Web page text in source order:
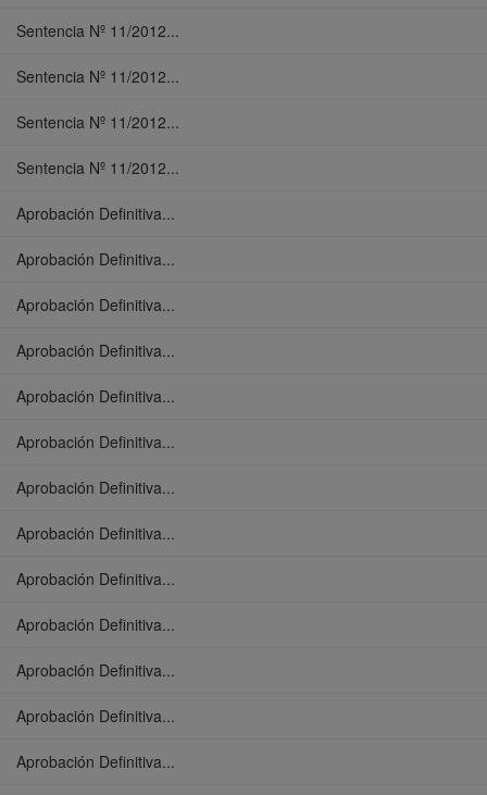
Sentencia Nº 11/2012...
Sentencia Nº 11/2012...
Sentencia Nº 11/2012...
Sentencia Nº 11/2012...
Aprobación Definitiva...
Aprobación Definitiva...
Aprobación Definitiva...
Aprobación Definitiva...
Aprobación Definitiva...
Aprobación Definitiva...
Aprobación Definitiva...
Aprobación Definitiva...
Aprobación Definitiva...
Aprobación Definitiva...
Aprobación Definitiva...
Aprobación Definitiva...
Aprobación Definitiva...